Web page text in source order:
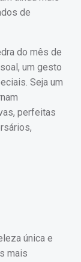
de
do mês de
um gesto
Seja um
perfeitas
única e
mais